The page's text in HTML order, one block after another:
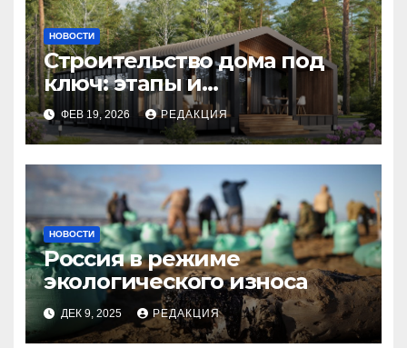
НОВОСТИ
Строительство дома под
ключ: этапы и
планирование бюджета
ФЕВ 19, 2026 РЕДАКЦИЯ
НОВОСТИ
Россия в режиме
экологического износа
ДЕК 9, 2025 РЕДАКЦИЯ